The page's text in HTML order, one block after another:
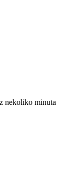
nekoliko minuta